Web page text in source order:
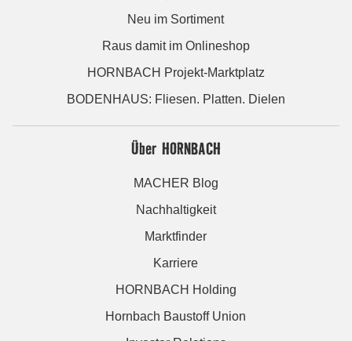
Neu im Sortiment
Raus damit im Onlineshop
HORNBACH Projekt-Marktplatz
BODENHAUS: Fliesen. Platten. Dielen
Über HORNBACH
MACHER Blog
Nachhaltigkeit
Marktfinder
Karriere
HORNBACH Holding
Hornbach Baustoff Union